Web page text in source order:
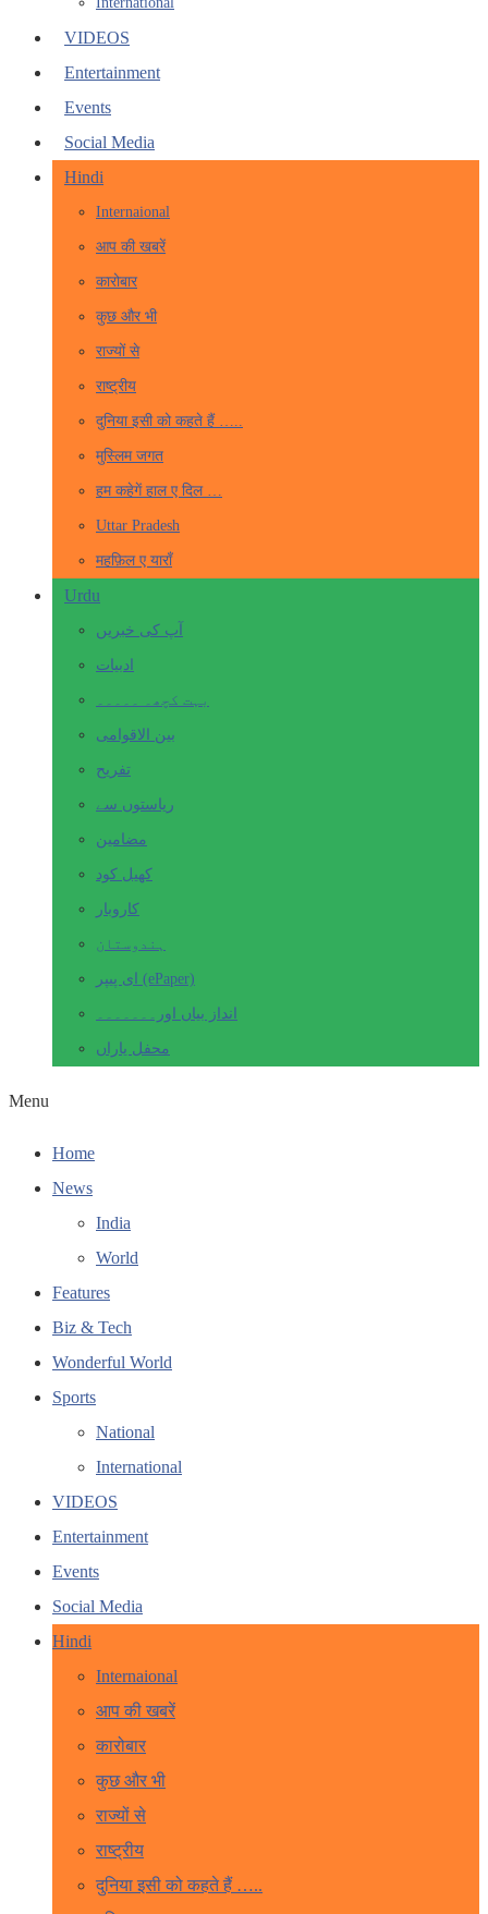
VIDEOS
Entertainment
Events
Social Media
Hindi
Internaional
आप की खबरें
कारोबार
कुछ और भी
राज्यों से
राष्ट्रीय
दुनिया इसी को कहते हैं …..
मुस्लिम जगत
हम कहेगें हाल ए दिल …
Uttar Pradesh
महफ़िल ए याराँ
Urdu
آپ کی خبریں
ادبیات
بہت کچھ۔ ۔۔۔۔۔
بین الاقوامی
تفریح
ریاستوں سے
مضامین
کھیل کود
کاروبار
ہندوستان
ای پیپر (ePaper)
انداز بیاں اور۔۔۔۔۔۔۔
محفل یاراں
Menu
Home
News
India
World
Features
Biz & Tech
Wonderful World
Sports
National
International
VIDEOS
Entertainment
Events
Social Media
Hindi
Internaional
आप की खबरें
कारोबार
कुछ और भी
राज्यों से
राष्ट्रीय
दुनिया इसी को कहते हैं …..